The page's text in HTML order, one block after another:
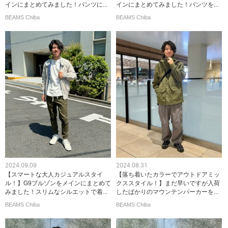
インにまとめてみました！パンツに...
BEAMS Chiba
インにまとめてみました！パンツを...
BEAMS Chiba
2024.09.09
【スマートな大人カジュアルスタイ
ル！】G9ブルゾンをメインにまとめて
みました！スリムなシルエットで着...
BEAMS Chiba
2024.08.31
【落ち着いたカラーでアウトドアミッ
クススタイル！】まだ早いですが入荷
したばかりのマウンテンパーカーを...
BEAMS Chiba